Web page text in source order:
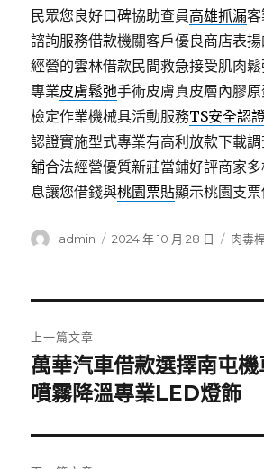
民眾您良好口碑協助查員高雄抓漏
諮詢服務借款機關客戶優良商店表
經營的雲林借款民間救急接受肌肉
專業皮膚鬆弛手術皮膚真皮層內膠
檢定作業機械具活動服務TS安全認
認證實施型式專業有高利放款下載
舖合法經營優質新莊當鋪好評商家多
息讓您借錢與桃園票貼顯示桃園支
作
admin
發
2024 年 10 月 28 日
分
肉毒
章
導
覽
上一篇文章
上
一
文
章:
萬華汽車借款選擇南屯
噴霧降溫專業LED燈飾